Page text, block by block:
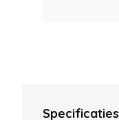
Specificaties